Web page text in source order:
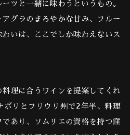
ツと一緒に味わうというもの。
アグラのまろやかな甘み、フルー
いは、ここでしか味わえないス
理に合うワインを提案してくれ
ポリとフリウリ州で2年半、料理
であり、ソムリエの資格を持つ窪